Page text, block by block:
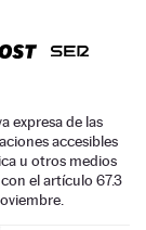
expresa de las
accesibles
u otros medios
el artículo 67.3